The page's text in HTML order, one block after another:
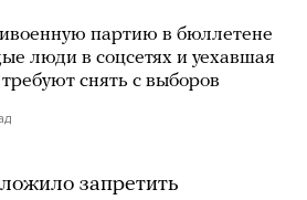
партию в бюллетене
люди в соцсетях и уехавшая
снять с выборов
запретить